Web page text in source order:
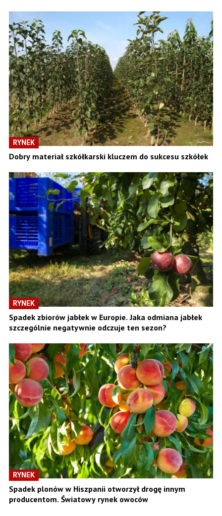
RYNEK
Dobry materiał szkółkarski kluczem do sukcesu szkółek
RYNEK
Spadek zbiorów jabłek w Europie. Jaka odmiana jabłek
szczególnie negatywnie odczuje ten sezon?
RYNEK
Spadek plonów w Hiszpanii otworzył drogę innym
producentom. Światowy rynek owoców